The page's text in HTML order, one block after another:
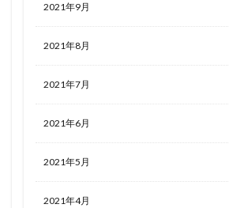
2021年9月
2021年8月
2021年7月
2021年6月
2021年5月
2021年4月